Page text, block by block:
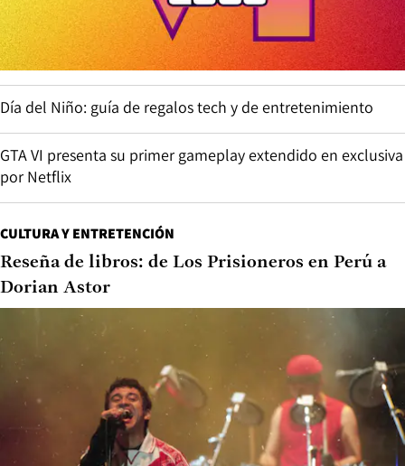
Día del Niño: guía de regalos tech y de entretenimiento
GTA VI presenta su primer gameplay extendido en exclusiva
por Netflix
CULTURA Y ENTRETENCIÓN
Reseña de libros: de Los Prisioneros en Perú a
Dorian Astor